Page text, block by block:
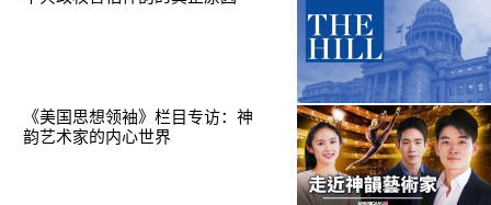
《美国思想领袖》栏目专访：神
韵艺术家的内心世界